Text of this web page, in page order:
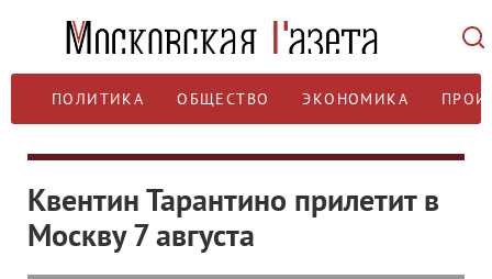
ПОЛИТИКА ОБЩЕСТВО ЭКОНОМИКА
Квентин Тарантино прилетит в
Москву 7 августа